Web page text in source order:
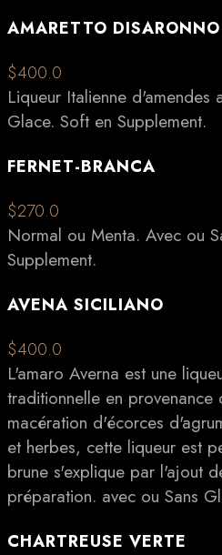
AMARETTO DISARONNO
$400.0
Liqueur Italienne d'amendes
Glace. Soft en Supplement.
FERNET-BRANCA
$270.0
Normal ou Menta. Avec ou
Supplement.
AVENA SICILIANO
$400.0
L'amaro Averna est une
traditionnelle en provenance
macération d'écorces
et herbes, cette liqueur est
brune s'explique par l'ajout
préparation. avec ou Sans
CHARTREUSE VERTE